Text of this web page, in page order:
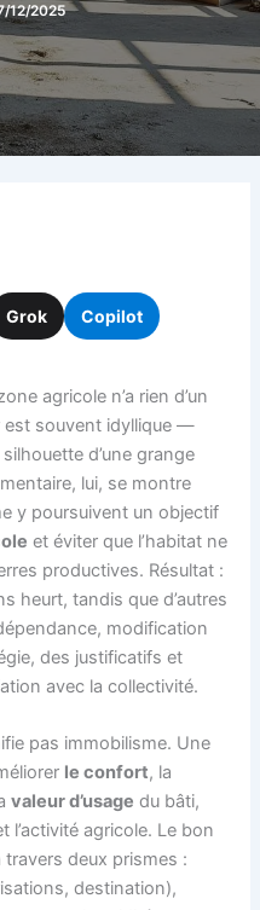
12/2025
Grok Copilot
agricole n’a rien d’un
est souvent idyllique —
d’une grange
lui, se montre
y poursuivent un objectif
et éviter que l’habitat ne
productives. Résultat :
heurt, tandis que d’autres
modification
des justificatifs et
avec la collectivité.
pas immobilisme. Une
le confort, la
valeur d’usage du bâti,
l’activité agricole. Le bon
deux prismes :
destination),